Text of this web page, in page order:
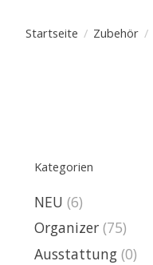
Startseite / Zubehör /
Kategorien
NEU (6)
Organizer (75)
Ausstattung (0)